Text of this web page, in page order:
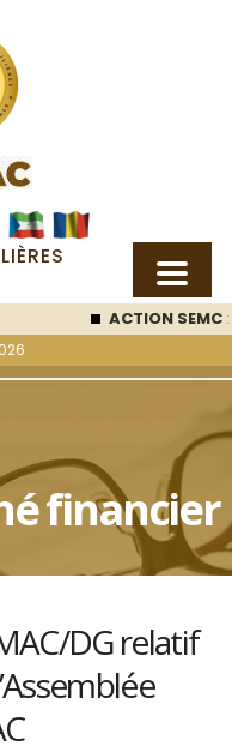
ACTION SEMC: 53 000
financier
DG relatif